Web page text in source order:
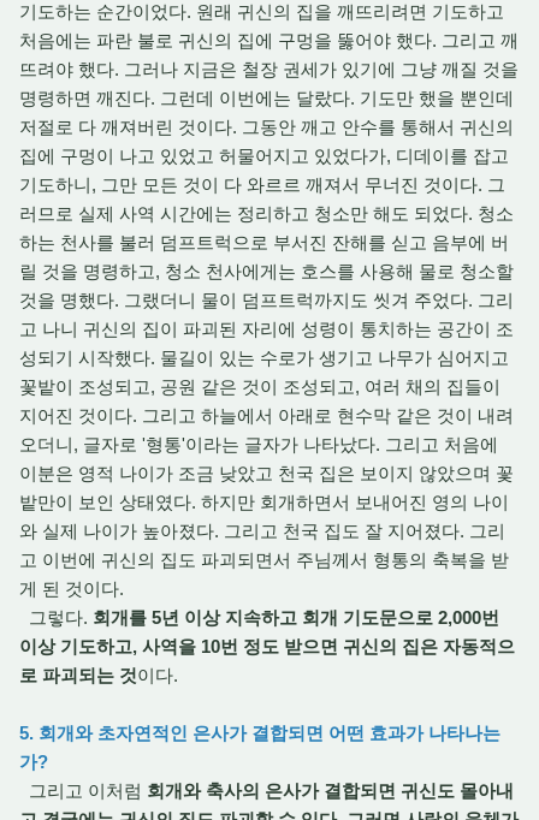
기도하는 순간이었다. 원래 귀신의 집을 깨뜨리려면 기도하고
처음에는 파란 불로 귀신의 집에 구멍을 뚫어야 했다. 그리고 깨
뜨려야 했다. 그러나 지금은 철장 권세가 있기에 그냥 깨질 것을
명령하면 깨진다. 그런데 이번에는 달랐다. 기도만 했을 뿐인데
저절로 다 깨져버린 것이다. 그동안 깨고 안수를 통해서 귀신의
집에 구멍이 나고 있었고 허물어지고 있었다가, 디데이를 잡고
기도하니, 그만 모든 것이 다 와르르 깨져서 무너진 것이다. 그
러므로 실제 사역 시간에는 정리하고 청소만 해도 되었다. 청소
하는 천사를 불러 덤프트럭으로 부서진 잔해를 싣고 음부에 버
릴 것을 명령하고, 청소 천사에게는 호스를 사용해 물로 청소할
것을 명했다. 그랬더니 물이 덤프트럭까지도 씻겨 주었다. 그리
고 나니 귀신의 집이 파괴된 자리에 성령이 통치하는 공간이 조
성되기 시작했다. 물길이 있는 수로가 생기고 나무가 심어지고
꽃밭이 조성되고, 공원 같은 것이 조성되고, 여러 채의 집들이
지어진 것이다. 그리고 하늘에서 아래로 현수막 같은 것이 내려
오더니, 글자로 '형통'이라는 글자가 나타났다. 그리고 처음에
이분은 영적 나이가 조금 낮았고 천국 집은 보이지 않았으며 꽃
밭만이 보인 상태였다. 하지만 회개하면서 보내어진 영의 나이
와 실제 나이가 높아졌다. 그리고 천국 집도 잘 지어졌다. 그리
고 이번에 귀신의 집도 파괴되면서 주님께서 형통의 축복을 받
게 된 것이다.
그렇다. 회개를 5년 이상 지속하고 회개 기도문으로 2,000번
이상 기도하고, 사역을 10번 정도 받으면 귀신의 집은 자동적으
로 파괴되는 것이다.
5. 회개와 초자연적인 은사가 결합되면 어떤 효과가 나타나는
가?
그리고 이처럼 회개와 축사의 은사가 결합되면 귀신도 몰아내